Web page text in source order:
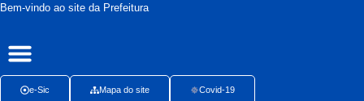
Bem-vindo ao site da Prefeitura
e-Sic Mapa do site Covid-19